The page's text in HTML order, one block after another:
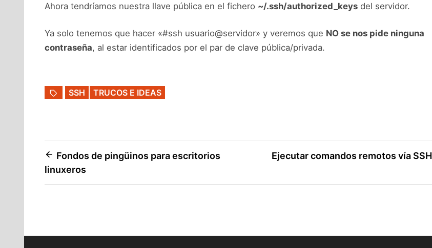
Ahora tendríamos nuestra llave pública en el fichero ~/.ssh/authorized_keys del servidor.
Ya solo tenemos que hacer «#ssh usuario@servidor» y veremos que NO se nos pide ninguna
contraseña, al estar identificados por el par de clave pública/privada.
SSH TRUCOS E IDEAS
Navegación
de
Fondos de pingüinos para escritorios
linuxeros
Ejecutar comandos remotos vía SSH